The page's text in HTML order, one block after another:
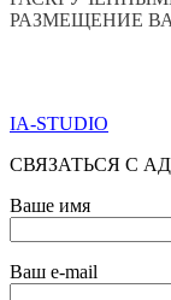
РАЗМЕЩЕНИЕ
IA-STUDIO
СВЯЗАТЬСЯ С
Ваше имя
Ваш e-mail